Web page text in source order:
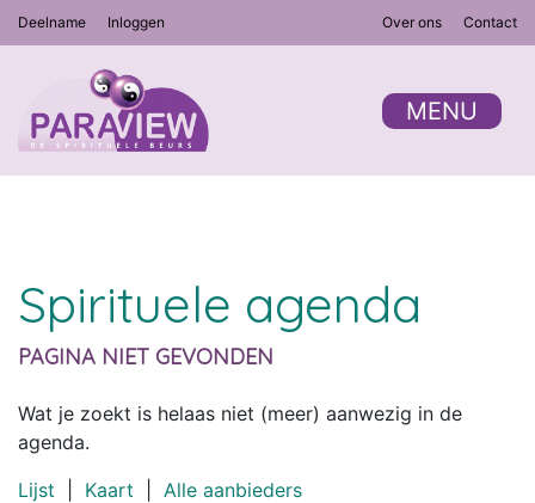
Deelname Inloggen Over ons Contact
MENU
Spirituele agenda
PAGINA NIET GEVONDEN
Wat je zoekt is helaas niet (meer) aanwezig in de
agenda.
Lijst
Kaart Alle aanbieders